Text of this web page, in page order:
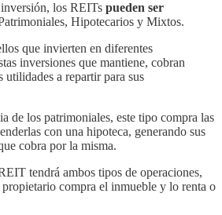
los REITs pueden ser
Hipotecarios y Mixtos.
que invierten en diferentes
inversiones que mantiene, cobran
utilidades a repartir para sus
de los patrimoniales, este tipo compra las
con una hipoteca, generando sus
cobra por la misma.
tendrá ambos tipos de operaciones,
compra el inmueble y lo renta o